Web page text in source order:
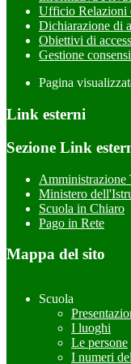
Ufficio Relazioni
Dichiarazione di
Obiettivi di
Gestione
Pagina
Link esterni
Sezione Link
Amministrazione
Ministero
Scuola in Chiaro
Pago in Rete
Mappa del sito
Scuola
I luoghi
Le persone
I numeri